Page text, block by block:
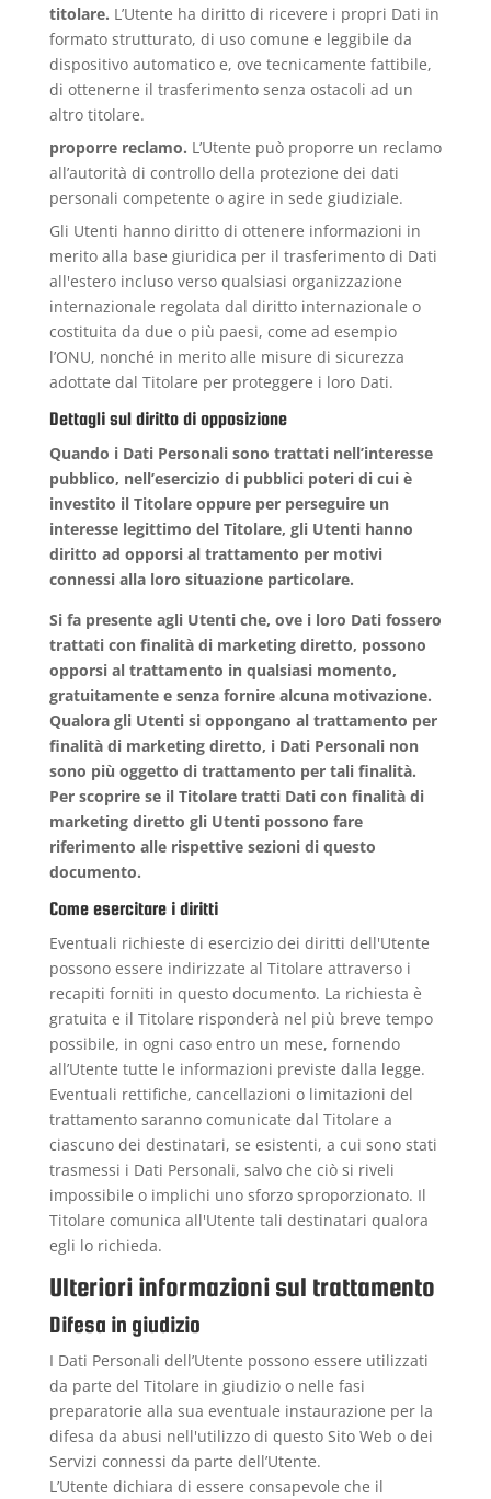
titolare. L’Utente ha diritto di ricevere i propri Dati in
formato strutturato, di uso comune e leggibile da
dispositivo automatico e, ove tecnicamente fattibile,
di ottenerne il trasferimento senza ostacoli ad un
altro titolare.
proporre reclamo. L’Utente può proporre un reclamo
all’autorità di controllo della protezione dei dati
personali competente o agire in sede giudiziale.
Gli Utenti hanno diritto di ottenere informazioni in
merito alla base giuridica per il trasferimento di Dati
all'estero incluso verso qualsiasi organizzazione
internazionale regolata dal diritto internazionale o
costituita da due o più paesi, come ad esempio
l’ONU, nonché in merito alle misure di sicurezza
adottate dal Titolare per proteggere i loro Dati.
Dettagli sul diritto di opposizione
Quando i Dati Personali sono trattati nell’interesse
pubblico, nell’esercizio di pubblici poteri di cui è
investito il Titolare oppure per perseguire un
interesse legittimo del Titolare, gli Utenti hanno
diritto ad opporsi al trattamento per motivi
connessi alla loro situazione particolare.
Si fa presente agli Utenti che, ove i loro Dati fossero
trattati con finalità di marketing diretto, possono
opporsi al trattamento in qualsiasi momento,
gratuitamente e senza fornire alcuna motivazione.
Qualora gli Utenti si oppongano al trattamento per
finalità di marketing diretto, i Dati Personali non
sono più oggetto di trattamento per tali finalità.
Per scoprire se il Titolare tratti Dati con finalità di
marketing diretto gli Utenti possono fare
riferimento alle rispettive sezioni di questo
documento.
Come esercitare i diritti
Eventuali richieste di esercizio dei diritti dell'Utente
possono essere indirizzate al Titolare attraverso i
recapiti forniti in questo documento. La richiesta è
gratuita e il Titolare risponderà nel più breve tempo
possibile, in ogni caso entro un mese, fornendo
all’Utente tutte le informazioni previste dalla legge.
Eventuali rettifiche, cancellazioni o limitazioni del
trattamento saranno comunicate dal Titolare a
ciascuno dei destinatari, se esistenti, a cui sono stati
trasmessi i Dati Personali, salvo che ciò si riveli
impossibile o implichi uno sforzo sproporzionato. Il
Titolare comunica all'Utente tali destinatari qualora
egli lo richieda.
Ulteriori informazioni sul trattamento
Difesa in giudizio
I Dati Personali dell’Utente possono essere utilizzati
da parte del Titolare in giudizio o nelle fasi
preparatorie alla sua eventuale instaurazione per la
difesa da abusi nell'utilizzo di questo Sito Web o dei
Servizi connessi da parte dell’Utente.
L’Utente dichiara di essere consapevole che il